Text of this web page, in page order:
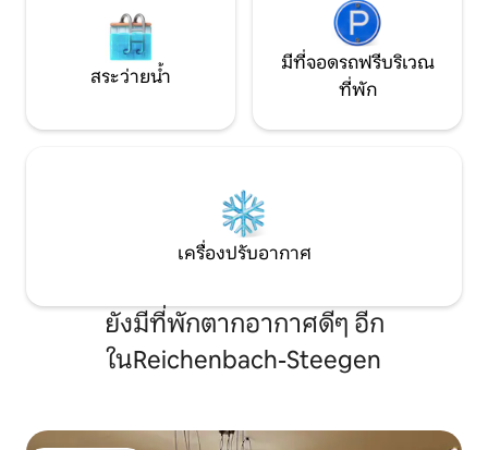
สระว่ายน้ำ
มีที่จอดรถฟรีบริเวณ
ที่พัก
เครื่องปรับอากาศ
ยังมีที่พักตากอากาศดีๆ อีก
ในReichenbach-Steegen